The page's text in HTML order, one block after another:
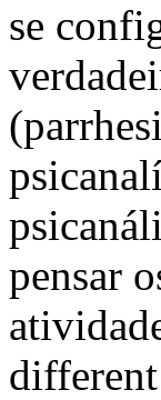
se
pensar